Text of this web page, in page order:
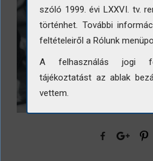
szóló 1999. évi LXXVI. tv.
történhet. További
feltételeiről a Rólunk
A felhasználás jogi
tájékoztatást az ablak
vettem.